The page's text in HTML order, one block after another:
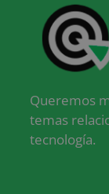
Queremos
temas
tecnología.